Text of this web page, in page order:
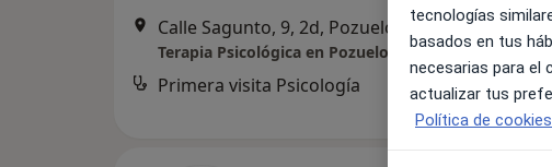
Calle Sagunto, 9, 2d, Pozuelo de Alarcón• Mapa
Terapia Psicológica en Pozuelo de Alarcón
Primera visita Psicología
tecnologías
basados en tus
necesarias para el
actualizar tus
Política de